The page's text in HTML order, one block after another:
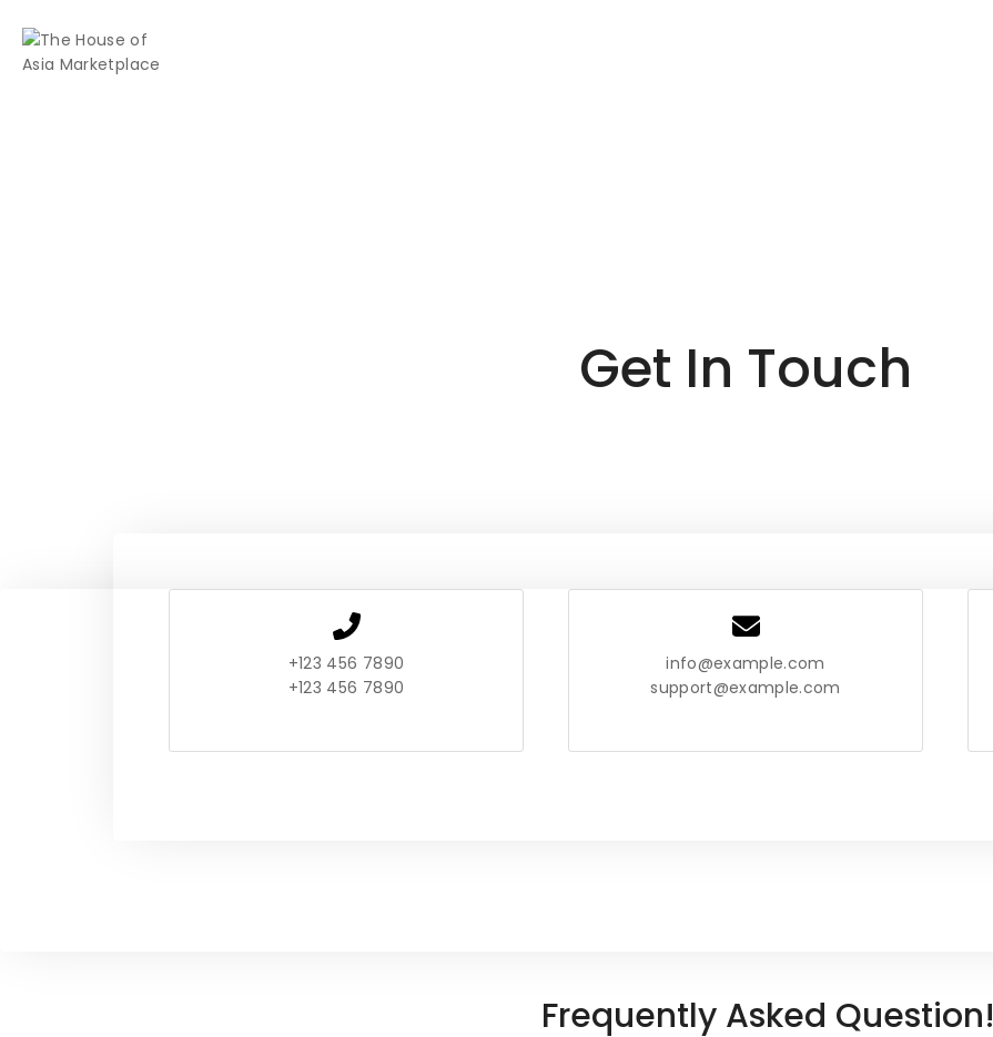
Get In Touch
+123 456 7890
+123 456 7890
info@example.com
support@example.com
Frequently Asked Question!